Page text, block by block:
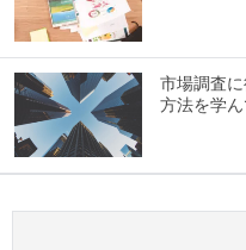
市場調査
方法を学